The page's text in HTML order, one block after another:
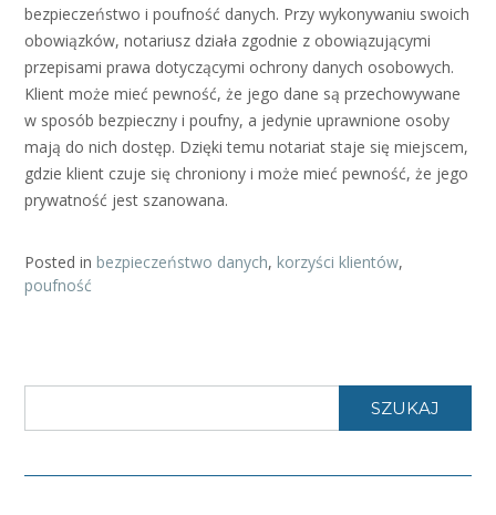
bezpieczeństwo i poufność danych. Przy wykonywaniu swoich
obowiązków, notariusz działa zgodnie z obowiązującymi
przepisami prawa dotyczącymi ochrony danych osobowych.
Klient może mieć pewność, że jego dane są przechowywane
w sposób bezpieczny i poufny, a jedynie uprawnione osoby
mają do nich dostęp. Dzięki temu notariat staje się miejscem,
gdzie klient czuje się chroniony i może mieć pewność, że jego
prywatność jest szanowana.
Posted in bezpieczeństwo danych, korzyści klientów,
poufność
SZUKAJ